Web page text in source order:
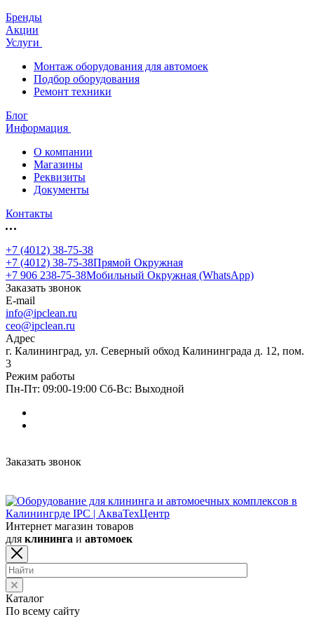
Бренды
Акции
Услуги
Монтаж оборудования для автомоек
Подбор оборудования
Ремонт техники
Блог
Информация
О компании
Магазины
Реквизиты
Документы
Контакты
+7 (4012) 38-75-38
+7 (4012) 38-75-38Прямой Окружная
+7 906 238-75-38Мобильный Окружная (WhatsApp)
Заказать звонок
E-mail
info@ipclean.ru
ceo@ipclean.ru
Адрес
г. Калининград, ул. Северный обход Калининграда д. 12, пом.
3
Режим работы
Пн-Пт: 09:00-19:00 Сб-Вс: Выходной
Заказать звонок
Интернет магазин товаров
для клининга и автомоек
Каталог
По всему сайту